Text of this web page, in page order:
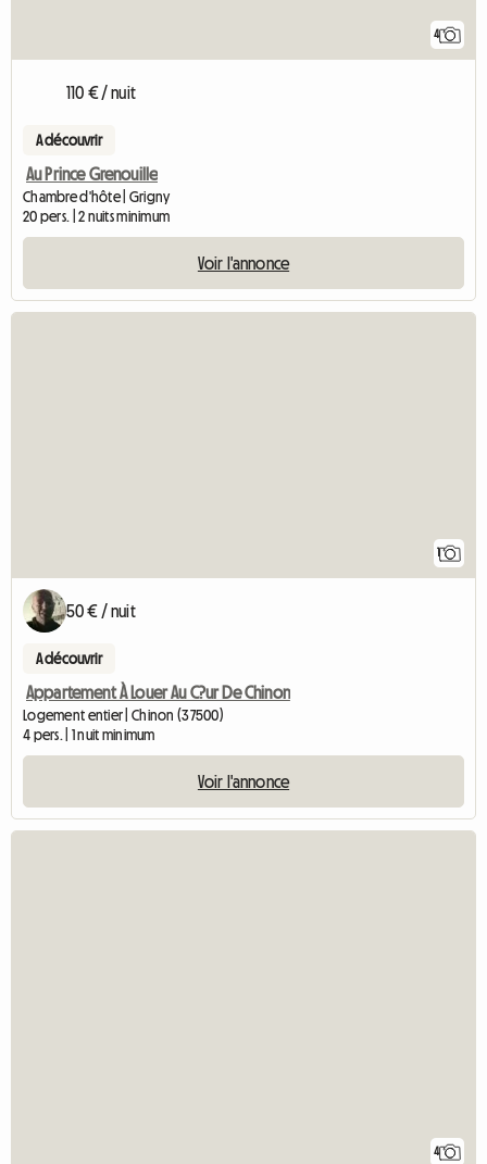
4
110 € / nuit
A découvrir
Au Prince Grenouille
Chambre d'hôte | Grigny
20 pers. | 2 nuits minimum
Voir l'annonce
1
50 € / nuit
A découvrir
Appartement À Louer Au C?ur De Chinon
Logement entier | Chinon (37500)
4 pers. | 1 nuit minimum
Voir l'annonce
4